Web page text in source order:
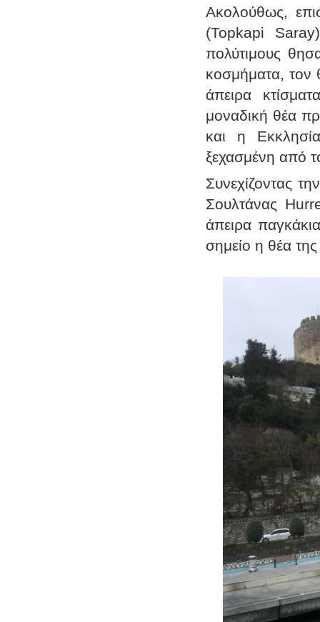
Ακολούθως,
(Topkapi
πολύτιμους
κοσμήματα, τον
άπειρα
μοναδική θέα
και η
ξεχασμένη από
Συνεχίζοντας
Σουλτάνας
άπειρα
σημείο η θέα